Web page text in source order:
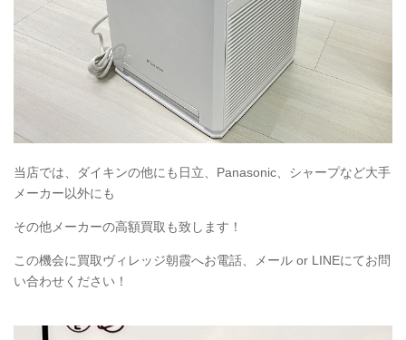
当店では、ダイキンの他にも日立、Panasonic、シャープなど大手
メーカー以外にも
その他メーカーの高額買取も致します！
この機会に買取ヴィレッジ朝霞へお電話、メール or LINEにてお問
い合わせください！